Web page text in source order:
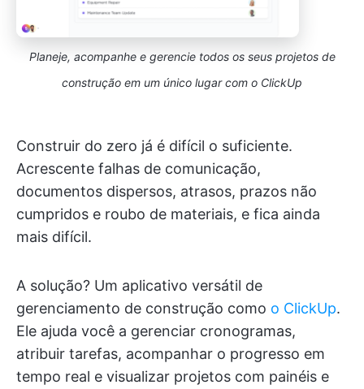
Planeje, acompanhe e gerencie todos os seus projetos de
construção em um único lugar com o ClickUp
Construir do zero já é difícil o suficiente.
Acrescente falhas de comunicação,
documentos dispersos, atrasos, prazos não
cumpridos e roubo de materiais, e fica ainda
mais difícil.
A solução? Um aplicativo versátil de
gerenciamento de construção como o ClickUp.
Ele ajuda você a gerenciar cronogramas,
atribuir tarefas, acompanhar o progresso em
tempo real e visualizar projetos com painéis e